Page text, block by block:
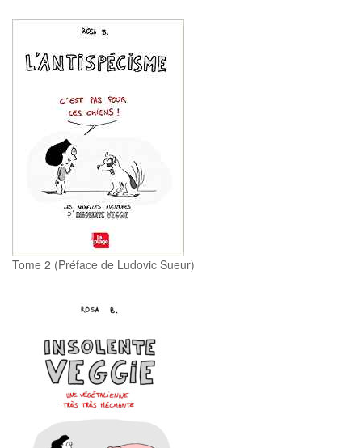
Tome 2 (Préface de Ludovic Sueur)